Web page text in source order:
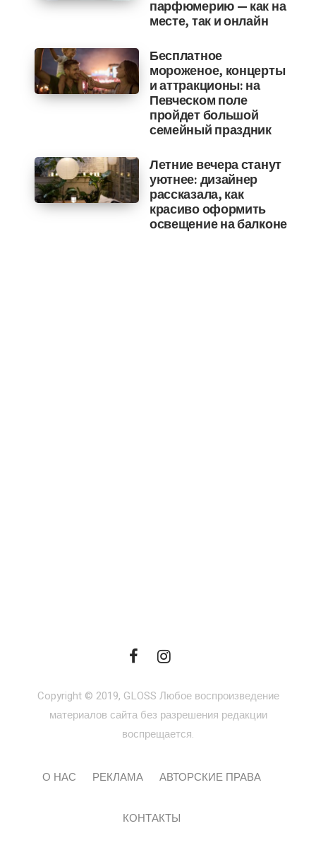
парфюмерию — как на
месте, так и онлайн
Бесплатное
мороженое, концерты
и аттракционы: на
Певческом поле
пройдет большой
семейный праздник
Летние вечера станут
уютнее: дизайнер
рассказала, как
красиво оформить
освещение на балконе
Copyright © 2019, GLOSS Любое воспроизведение
материалов сайта без разрешения редакции
воспрещается.
О НАС РЕКЛАМА АВТОРСКИЕ ПРАВА
КОНТАКТЫ